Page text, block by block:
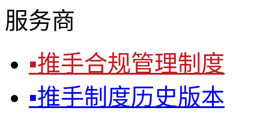
服务商
▪推手合规管理制度
▪推手制度历史版本